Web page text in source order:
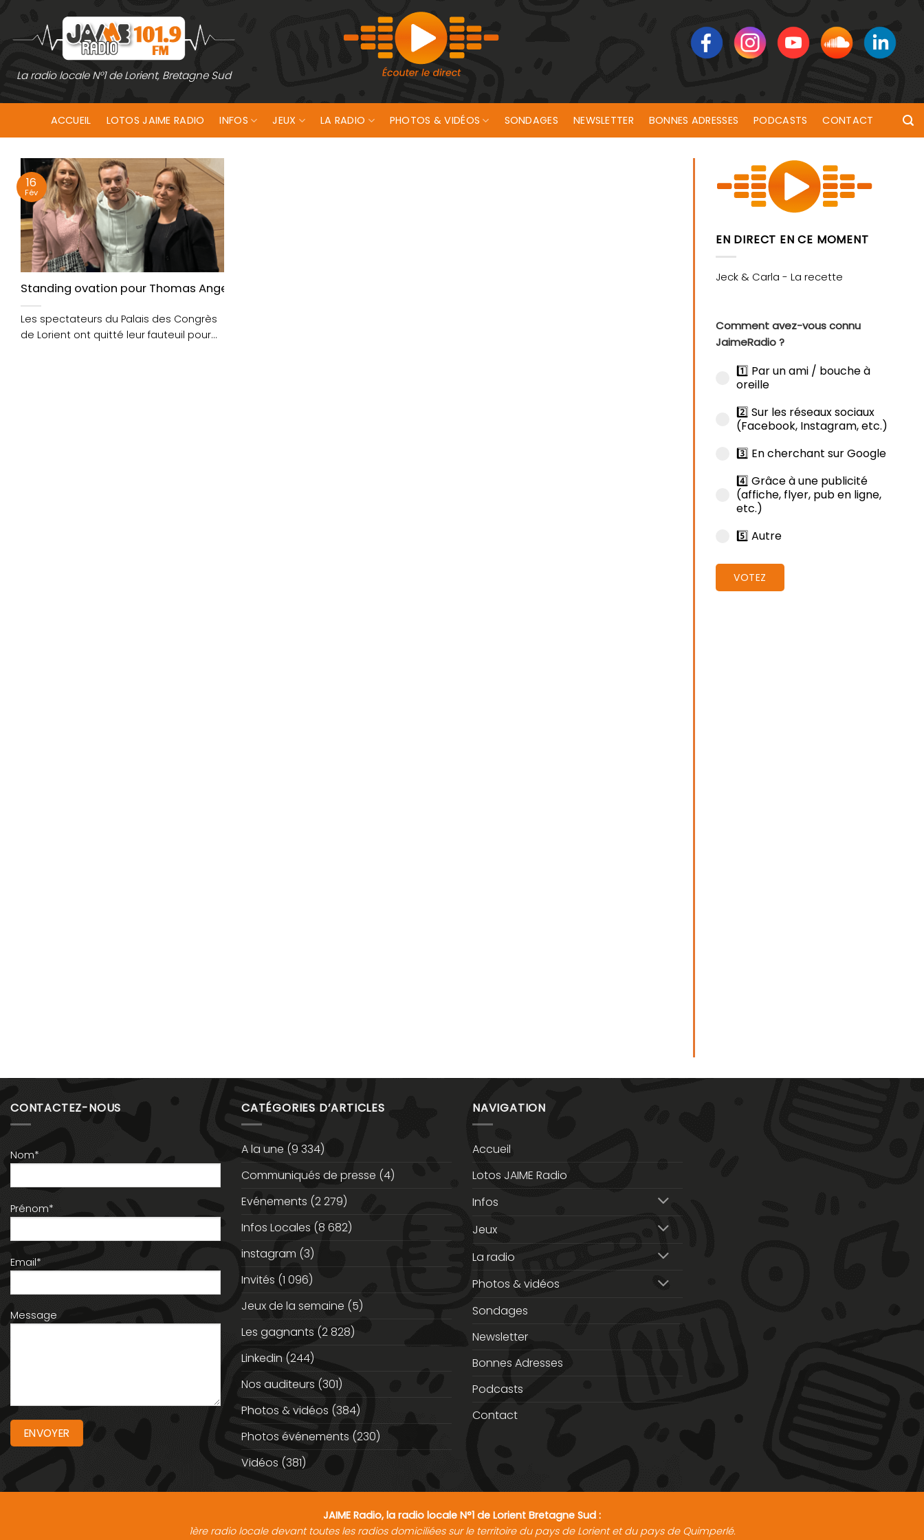
contenu
La radio locale N°1 de Lorient, Bretagne Sud
ACCUEIL LOTOS JAIME RADIO INFOS JEUX LA RADIO PHOTOS & VIDÉOS SONDAGES NEWSLETTER BONNES ADRESSES PODCASTS CONTACT
Standing ovation pour Thomas Angelvy à Lorient
Les spectateurs du Palais des Congrès
de Lorient ont quitté leur fauteuil pour
16
Fév
EN DIRECT EN CE MOMENT
Comment avez-vous connu
JaimeRadio ?
1️⃣ Par un ami / bouche à
oreille
2️⃣ Sur les réseaux sociaux
(Facebook, Instagram, etc.)
3️⃣ En cherchant sur Google
4️⃣ Grâce à une publicité
(affiche, flyer, pub en ligne,
etc.)
5️⃣ Autre
VOTEZ
CONTACTEZ-NOUS
Nom*
Prénom*
Email*
Message
CATÉGORIES D’ARTICLES
A la une (9 334)
Communiqués de presse (4)
Evénements (2 279)
Infos Locales (8 682)
instagram (3)
Invités (1 096)
Jeux de la semaine (5)
Les gagnants (2 828)
Linkedin (244)
Nos auditeurs (301)
Photos & vidéos (384)
Photos événements (230)
Vidéos (381)
NAVIGATION
Accueil
Lotos JAIME Radio
Infos
Jeux
La radio
Photos & vidéos
Sondages
Newsletter
Bonnes Adresses
Podcasts
Contact
JAIME Radio, la radio locale N°1 de Lorient Bretagne Sud :
1ère radio locale devant toutes les radios domiciliées sur le territoire du pays de Lorient et du pays de Quimperlé.